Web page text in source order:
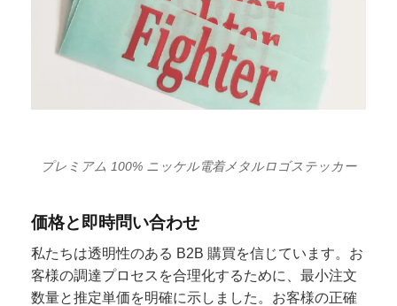
プレミアム 100% ニッケル電着メタルロゴステッカー
価格と即時問い合わせ
私たちは透明性のある B2B 購買を信じています。お
客様の調達プロセスを合理化するために、最小注文
数量と推定単価を明確に示しました。お客様の正確